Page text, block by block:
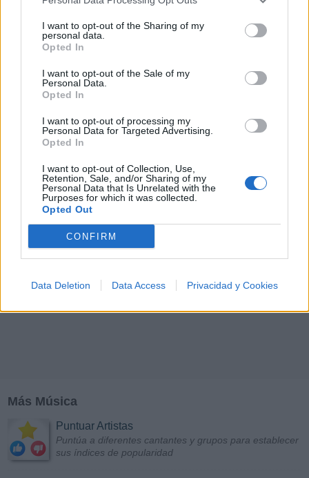
I want to opt-out of the Sharing of my
personal data.
Opted In
I want to opt-out of the Sale of my
Personal Data.
Opted In
I want to opt-out of processing my
Personal Data for Targeted Advertising.
Opted In
I want to opt-out of Collection, Use,
Retention, Sale, and/or Sharing of my
Personal Data that Is Unrelated with the
Purposes for which it was collected.
Opted Out
CONFIRM
Data Deletion Data Access Privacidad y Cookies
B C D K
Z #
Más Música
Puntuar Artistas
Puntúa a diferentes cantantes y grupos para establecer
sus índices de popularidad